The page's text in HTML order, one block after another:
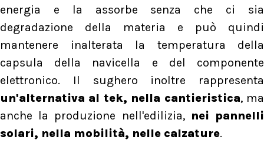
energia e la assorbe senza che ci sia
degradazione della materia e può quindi
mantenere inalterata la temperatura della
capsula della navicella e del componente
elettronico. Il sughero inoltre rappresenta
un'alternativa al tek, nella cantieristica, ma
anche la produzione nell'edilizia, nei pannelli
solari, nella mobilità, nelle calzature.